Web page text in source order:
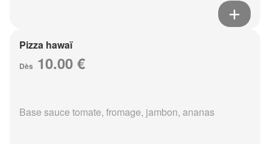
Pizza hawaï
Dès 10.00 €
Base sauce tomate, fromage, jambon, ananas